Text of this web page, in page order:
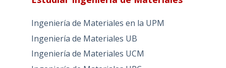
Ingeniería de Materiales en la UPM
Ingeniería de Materiales UB
Ingeniería de Materiales UCM